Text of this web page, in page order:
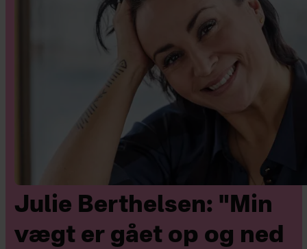
Julie Berthelsen: "Min
vægt er gået op og ned